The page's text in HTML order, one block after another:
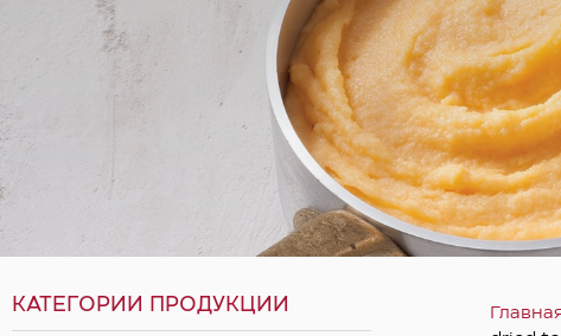
КАТЕГОРИИ ПРОДУКЦИИ